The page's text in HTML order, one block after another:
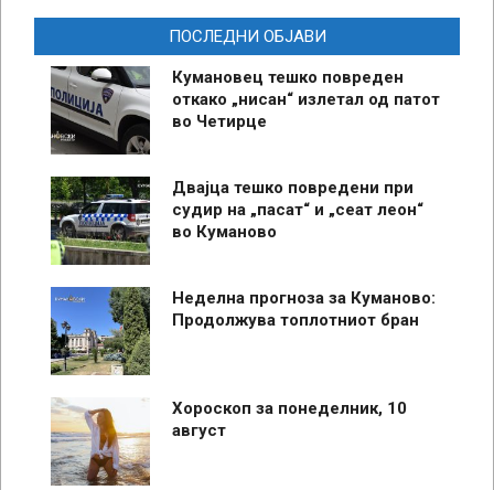
ПОСЛЕДНИ ОБЈАВИ
Кумановец тешко повреден
откако „нисан“ излетал од патот
во Четирце
Двајца тешко повредени при
судир на „пасат“ и „сеат леон“
во Куманово
Неделна прогноза за Куманово:
Продолжува топлотниот бран
Хороскоп за понеделник, 10
август